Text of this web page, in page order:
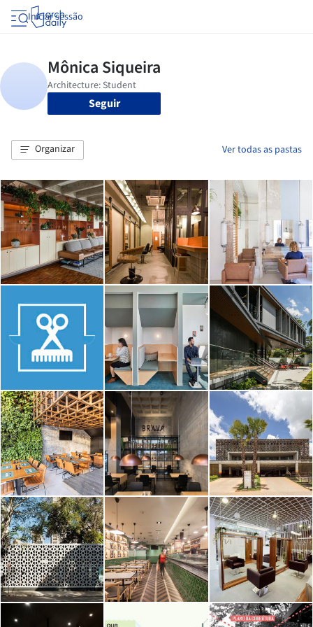
Iniciar sessão
Seguir
Organizar Ver todas as pastas